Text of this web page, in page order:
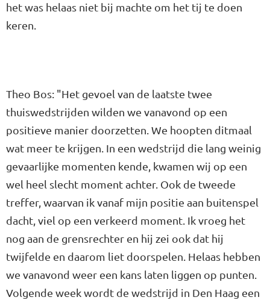
het was helaas niet bij machte om het tij te doen
keren.
Theo Bos: "Het gevoel van de laatste twee
thuiswedstrijden wilden we vanavond op een
positieve manier doorzetten. We hoopten ditmaal
wat meer te krijgen. In een wedstrijd die lang weinig
gevaarlijke momenten kende, kwamen wij op een
wel heel slecht moment achter. Ook de tweede
treffer, waarvan ik vanaf mijn positie aan buitenspel
dacht, viel op een verkeerd moment. Ik vroeg het
nog aan de grensrechter en hij zei ook dat hij
twijfelde en daarom liet doorspelen. Helaas hebben
we vanavond weer een kans laten liggen op punten.
Volgende week wordt de wedstrijd in Den Haag een